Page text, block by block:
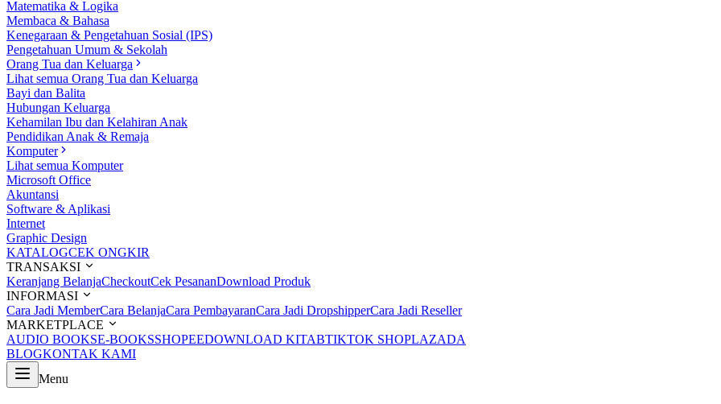
Matematika & Logika
Membaca & Bahasa
Kenegaraan & Pengetahuan Sosial (IPS)
Pengetahuan Umum & Sekolah
Orang Tua dan Keluarga
Lihat semua Orang Tua dan Keluarga
Bayi dan Balita
Hubungan Keluarga
Kehamilan Ibu dan Kelahiran Anak
Pendidikan Anak & Remaja
Komputer
Lihat semua Komputer
Microsoft Office
Akuntansi
Software & Aplikasi
Internet
Graphic Design
KATALOGCEK ONGKIR
TRANSAKSI
Keranjang BelanjaCheckoutCek PesananDownload Produk
INFORMASI
Cara Jadi MemberCara BelanjaCara PembayaranCara Jadi DropshipperCara Jadi Reseller
MARKETPLACE
AUDIO BOOKSE-BOOKSSHOPEEDOWNLOAD KITABTIKTOK SHOPLAZADA
BLOGKONTAK KAMI
Menu